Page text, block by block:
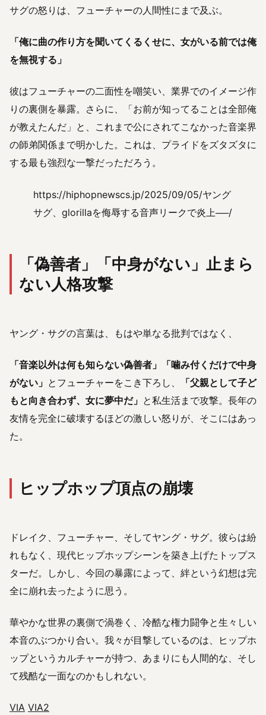
サグの怒りは、フューチャーの人間性にまで及ぶ。
「俺に曲の作り方を聞いてくるくせに、女がいる前では俺
を無視する」
彼はフューチャーの二面性を嘲笑い、業界でのイメージ作
りの裏側を暴露。さらに、「お前が知ってることは全部俺
が教えたんだ」と、これまで公にされてこなかった音楽界
の師弟関係まで明かした。これは、プライドをズタズタに
する最も強烈な一撃だっただろう。
https://hiphopnewscs.jp/2025/09/05/ヤング
サグ、glorillaを侮辱する音声リークで炎上──/
「偽善者」「中身がない」止まら
ない人格攻撃
ヤング・サグの言葉は、もはや単なる批判ではなく、
「音楽以外は何も知らない偽善者」「噛み付くだけで中身
がない」 とフューチャーをこき下ろし、
「父親として子ど
もと向き合わず、女に夢中だ」 と私生活まで攻撃。長年の
友情を完全に破壊するほどの激しい怒りが、そこにはあっ
た。
ヒップホップ頂点の崩壊
ドレイク、フューチャー、そしてヤング・サグ。彼らは紛
れもなく、現代ヒップホップシーンを築き上げたトップス
ターだ。しかし、今回の暴露によって、絆という幻想は完
全に崩れ去ったように思う。
華やかな世界の裏側で渦巻く、冷酷な権力闘争と生々しい
本音のぶつかり合い。我々が目撃しているのは、ヒップホ
ップというカルチャーが持つ、あまりにも人間的な、そし
て残酷な一面なのかもしれない。
VIA VIA2